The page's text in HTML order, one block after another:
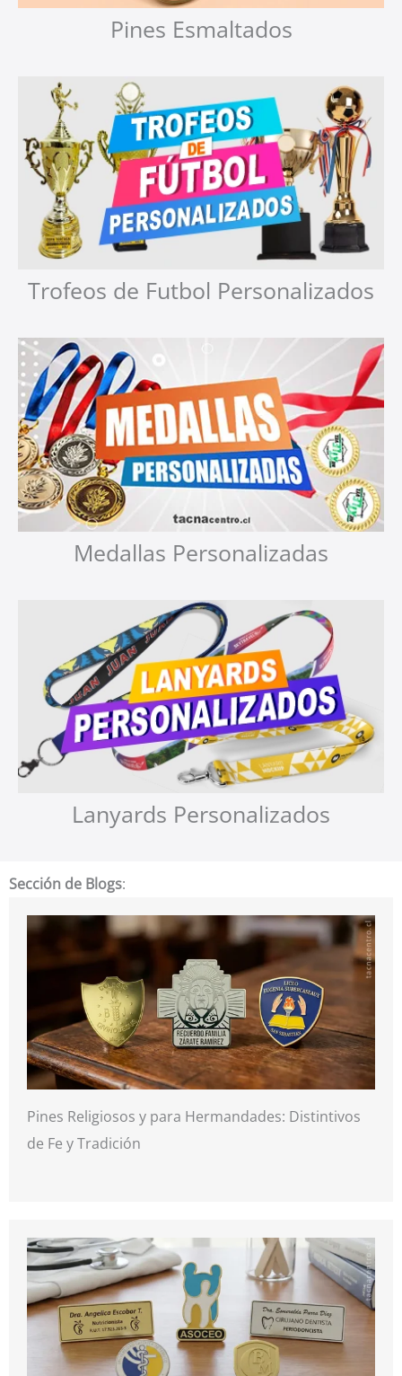
Pines Esmaltados
Trofeos de Futbol Personalizados
Medallas Personalizadas
Lanyards Personalizados
Sección de Blogs:
Pines Religiosos y para Hermandades: Distintivos
de Fe y Tradición